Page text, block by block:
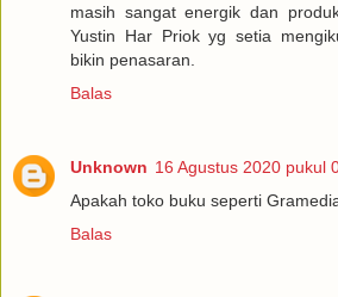
masih sangat energik dan
Yustin Har Priok yg setia
bikin penasaran.
Balas
Unknown 16 Agustus 2020 pukul
Apakah toko buku seperti
Balas